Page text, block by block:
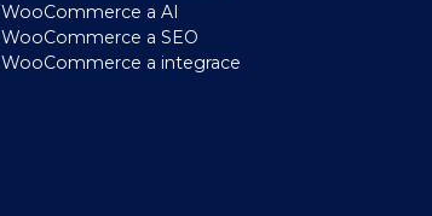
WooCommerce a AI
WooCommerce a SEO
WooCommerce a integrace